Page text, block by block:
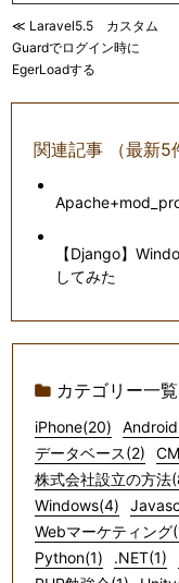
≪ Laravel5.5 カスタム
Guardでログイン時に
EgerLoadする
関連記事 （最新5
【Django】
してみた
カテゴリー一覧
iPhone(20)
データベース(2)
株式会社設立の方法
Windows(4)
Webマーケティング
Python(1)
.NET(1)